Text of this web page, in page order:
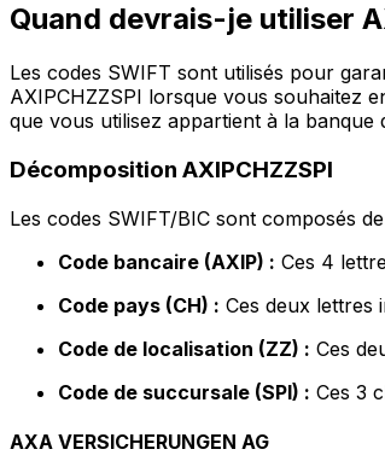
Quand devrais-je utiliser
Les codes SWIFT sont utilisés pour
AXIPCHZZSPI lorsque vous souhaitez
que vous utilisez appartient à la banque
Décomposition AXIPCHZZSPI
Les codes SWIFT/BIC sont composés
Code bancaire (AXIP) : Ces 4
Code pays (CH) : Ces deux lettres
Code de localisation (ZZ) : Ces
Code de succursale (SPI) : Ces 3
AXA VERSICHERUNGEN AG